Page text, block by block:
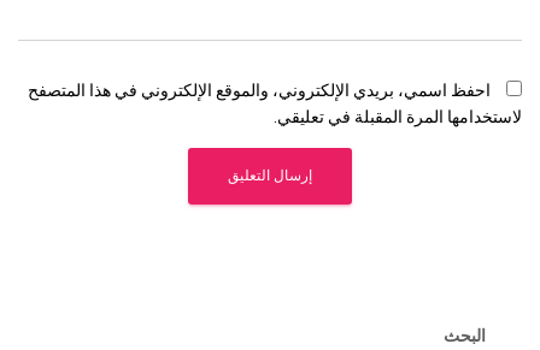
احفظ اسمي، بريدي الإلكتروني، والموقع الإلكتروني في هذا المتصفح
لاستخدامها المرة المقبلة في تعليقي.
البحث